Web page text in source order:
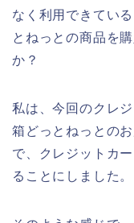
なく利用できてい
とねっとの商品を
か？
私は、今回のクレ
箱どっとねっとの
で、クレジットカ
ることにしました。